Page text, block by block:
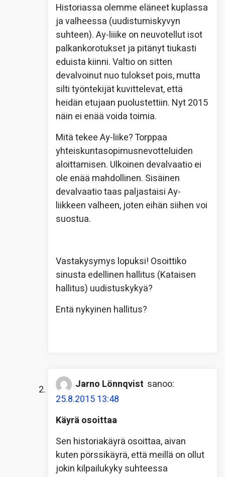
Historiassa olemme eläneet kuplassa
ja valheessa (uudistumiskyvyn
suhteen). Ay-liiike on neuvotellut isot
palkankorotukset ja pitänyt tiukasti
eduista kiinni. Valtio on sitten
devalvoinut nuo tulokset pois, mutta
silti työntekijät kuvittelevat, että
heidän etujaan puolustettiin. Nyt 2015
näin ei enää voida toimia.
Mitä tekee Ay-liike? Torppaa
yhteiskuntasopimusnevotteluiden
aloittamisen. Ulkoinen devalvaatio ei
ole enää mahdollinen. Sisäinen
devalvaatio taas paljastaisi Ay-
liikkeen valheen, joten eihän siihen voi
suostua.
Vastakysymys lopuksi! Osoittiko
sinusta edellinen hallitus (Kataisen
hallitus) uudistuskykyä?
Entä nykyinen hallitus?
Jarno Lönnqvist sanoo:
25.8.2015 13:48
Käyrä osoittaa
Sen historiakäyrä osoittaa, aivan
kuten pörssikäyrä, että meillä on ollut
jokin kilpailukyky suhteessa